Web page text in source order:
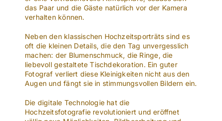
das Paar und die Gäste natürlich vor der Kamera
verhalten können.
Neben den klassischen Hochzeitsporträts sind es
oft die kleinen Details, die den Tag unvergesslich
machen: der Blumenschmuck, die Ringe, die
liebevoll gestaltete Tischdekoration. Ein guter
Fotograf verliert diese Kleinigkeiten nicht aus den
Augen und fängt sie in stimmungsvollen Bildern ein.
Die digitale Technologie hat die
Hochzeitsfotografie revolutioniert und eröffnet